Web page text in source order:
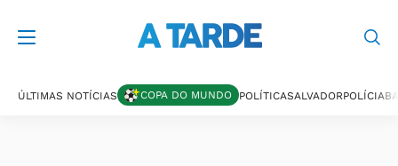
ÚLTIMAS NOTÍCIAS COPA DO MUNDO POLÍTICASALVADORPOLÍCIA